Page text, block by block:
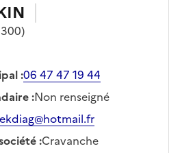
:06 47 47 19 44
:Non renseigné
:Cravanche